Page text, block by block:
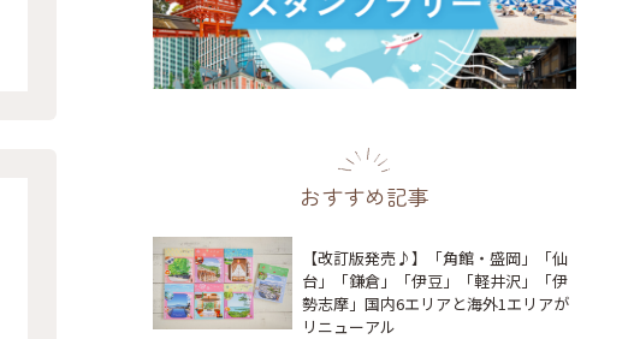
おすすめ記事
【改訂版発売♪】「角館・盛岡」「仙
台」「鎌倉」「伊豆」「軽井沢」「伊
勢志摩」国内6エリアと海外1エリアが
リニューアル